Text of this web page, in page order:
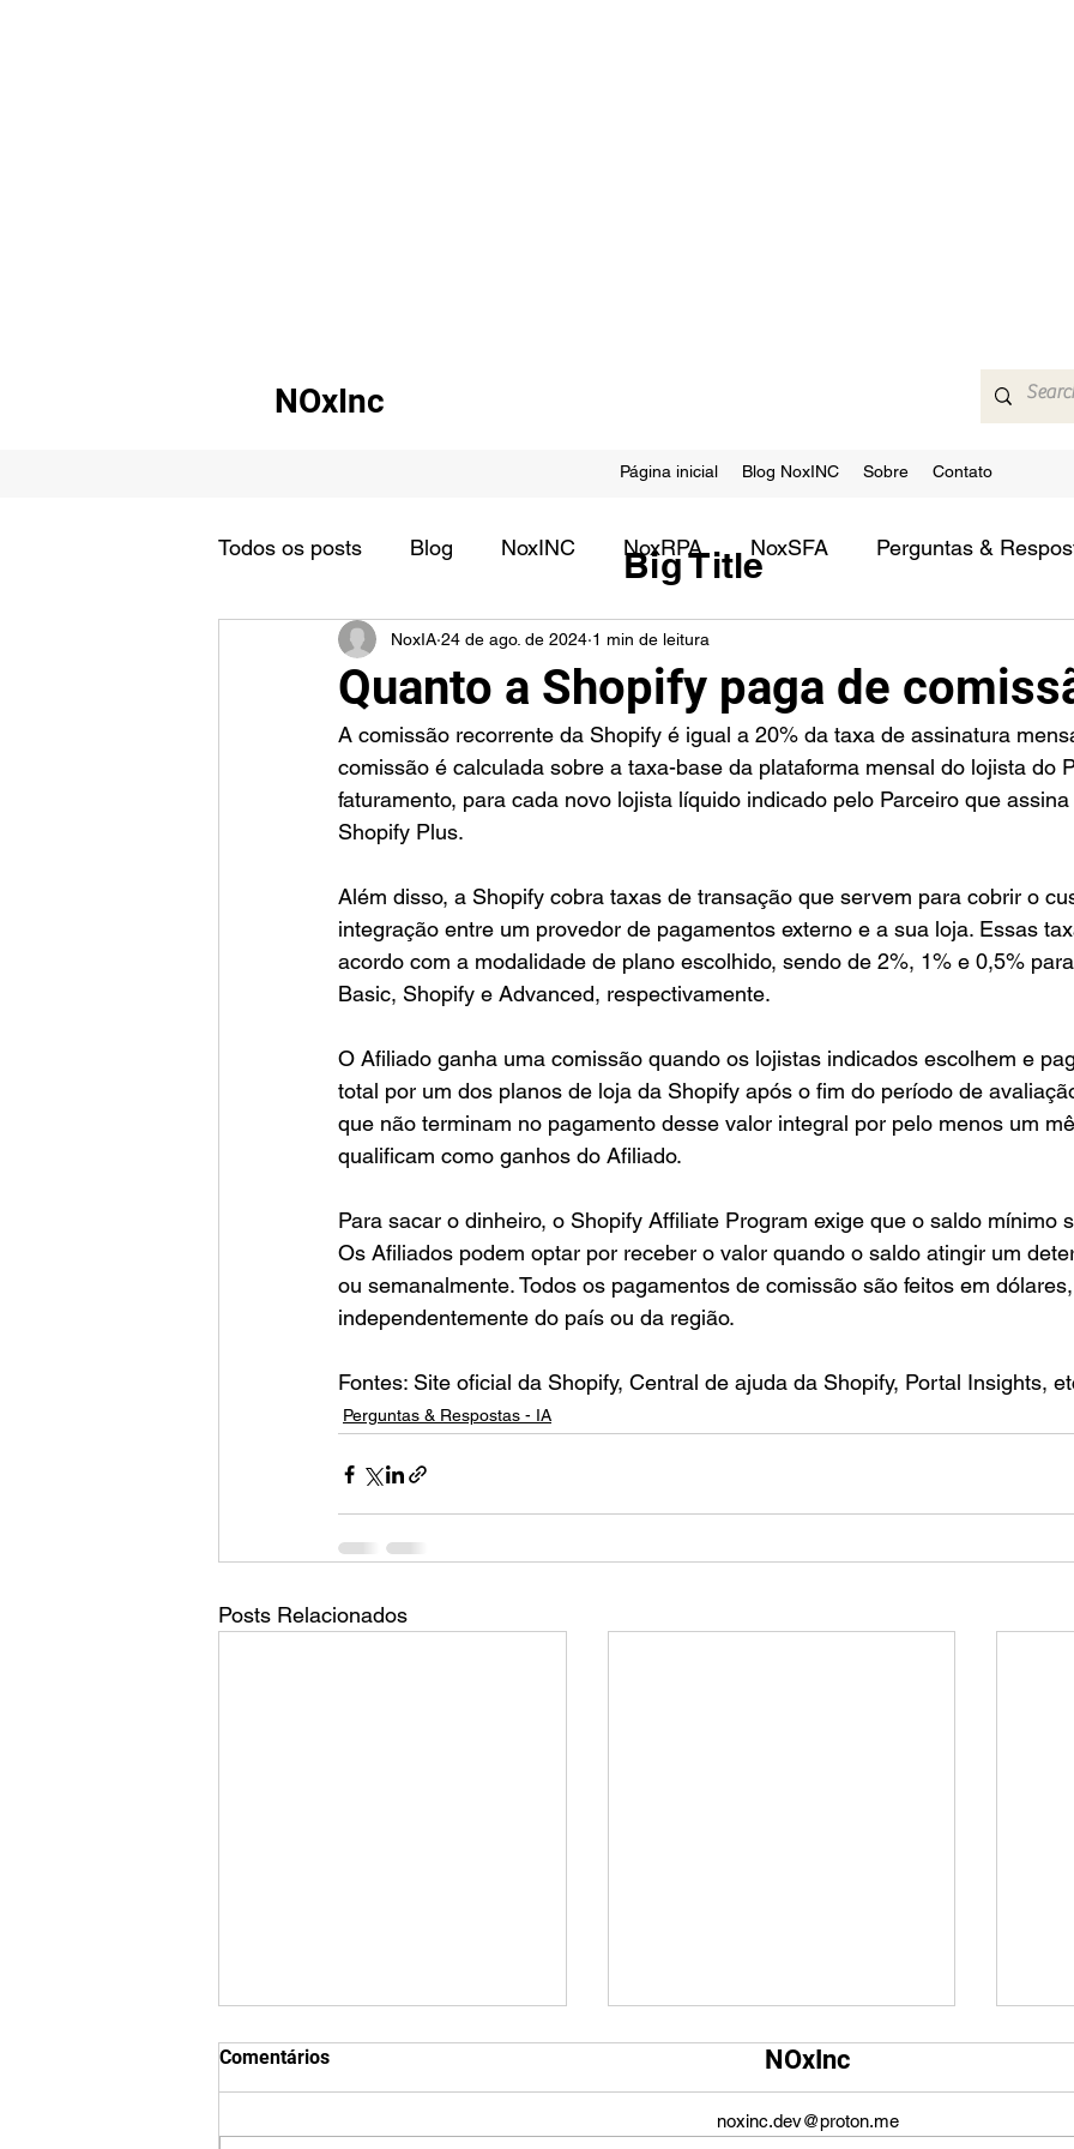
NOxInc
Página inicial Blog NoxINC Sobre Contato
Todos os posts Blog NoxINC NoxRPA NoxSFA Perguntas &
Quanto a Shopify paga de
NoxIA 24 de ago. de 2024 1 min de leitura
A comissão recorrente da Shopify é igual a 20% da taxa de assinatura
comissão é calculada sobre a taxa-base da plataforma mensal do lojista do
faturamento, para cada novo lojista líquido indicado pelo Parceiro que
Shopify Plus.
Além disso, a Shopify cobra taxas de transação que servem para cobrir o
integração entre um provedor de pagamentos externo e a sua loja. Essas
acordo com a modalidade de plano escolhido, sendo de 2%, 1% e 0,5%
Basic, Shopify e Advanced, respectivamente.
O Afiliado ganha uma comissão quando os lojistas indicados escolhem e
total por um dos planos de loja da Shopify após o fim do período de
que não terminam no pagamento desse valor integral por pelo menos um
qualificam como ganhos do Afiliado.
Para sacar o dinheiro, o Shopify Affiliate Program exige que o saldo mínimo
Os Afiliados podem optar por receber o valor quando o saldo atingir um
ou semanalmente. Todos os pagamentos de comissão são feitos em dólares,
independentemente do país ou da região.
Fontes: Site oficial da Shopify, Central de ajuda da Shopify, Portal Insights,
Perguntas & Respostas - IA
Posts Relacionados
Qual é o tamanho da tela do
TikTok?
Qual é o tamanho da tela do
O tamanho da tela do YouTube
O
Comentários
Big Title
NOxInc
noxinc.dev@proton.me